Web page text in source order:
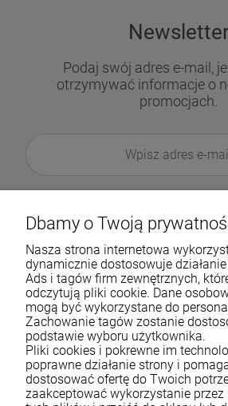
Podaj swój adres e-mail,
otrzymywać informacje o
promocjach.
Pomoc
Moje konto
Dbamy o Twoją
Nasza strona internetowa
dynamicznie dostosowuje
Ads i tagów firm zewnętrznych,
odczytują pliki cookie. Dane
mogą być wykorzystane do
Zachowanie tagów zostanie
podstawie wyboru użytkownika.
Pliki cookies i pokrewne im
poprawne działanie strony i
dostosować ofertę do Twoich
zaakceptować wykorzystanie